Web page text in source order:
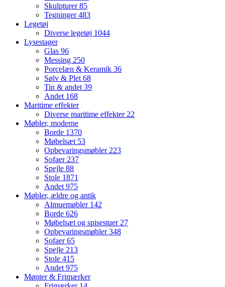
Skulpturer85
Tegninger483
Legetøj
Diverse legetøj 1044
Lysestager
Glas 96
Messing 250
Porcelæn & Keramik 36
Sølv & Plet68
Tin & andet39
Andet 168
Maritime effekter
Diverse maritime effekter22
Møbler, moderne
Borde 1370
Møbelsæt 53
Opbevaringsmøbler223
Sofaer237
Spejle 88
Stole 1871
Andet975
Møbler, ældre og antik
Almuemøbler 142
Borde 626
Møbelsæt og spisestuer27
Opbevaringsmøbler348
Sofaer65
Spejle 213
Stole 415
Andet975
Mønter & Frimærker